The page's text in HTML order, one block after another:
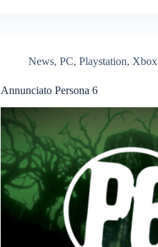
News,PC,Playstation, Xbox
Annunciato Persona 6